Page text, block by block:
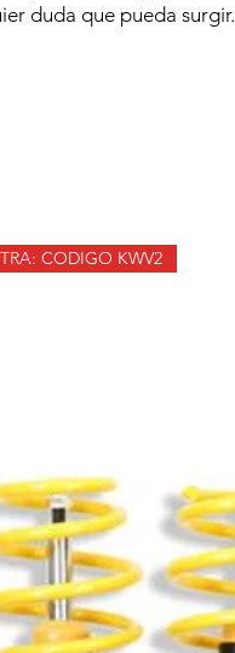
duda que pueda surgir.
CODIGO KWV2